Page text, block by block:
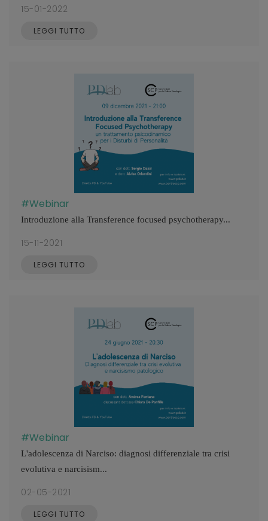
15-01-2022
LEGGI TUTTO
#Webinar
Introduzione alla Transference focused psychotherapy...
15-11-2021
LEGGI TUTTO
#Webinar
L'adolescenza di Narciso: diagnosi differenziale tra crisi
evolutiva e narcisism...
02-05-2021
LEGGI TUTTO